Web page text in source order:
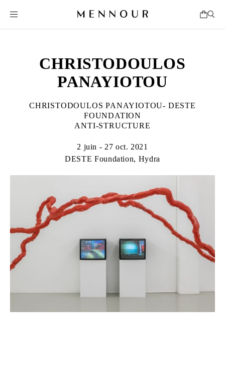
CHRISTODOULOS
PANAYIOTOU
CHRISTODOULOS PANAYIOTOU- DESTE
FOUNDATION
ANTI-STRUCTURE
2 juin - 27 oct. 2021
DESTE Foundation, Hydra